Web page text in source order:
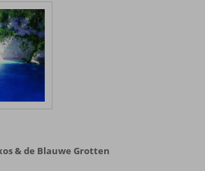
& de Blauwe Grotten